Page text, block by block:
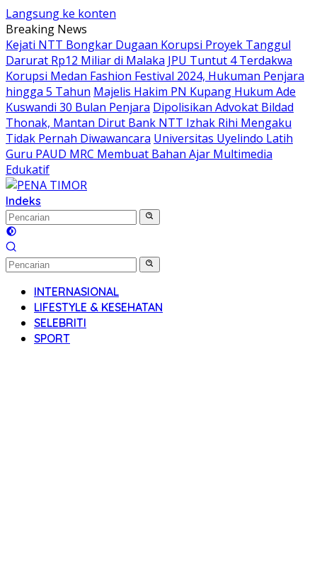
Langsung ke konten
Breaking News
Kejati NTT Bongkar Dugaan Korupsi Proyek Tanggul
Darurat Rp12 Miliar di Malaka JPU Tuntut 4 Terdakwa
Korupsi Medan Fashion Festival 2024, Hukuman Penjara
hingga 5 Tahun Majelis Hakim PN Kupang Hukum Ade
Kuswandi 30 Bulan Penjara Dipolisikan Advokat Bildad
Thonak, Mantan Dirut Bank NTT Izhak Rihi Mengaku
Tidak Pernah Diwawancara Universitas Uyelindo Latih
Guru PAUD MRC Membuat Bahan Ajar Multimedia
Edukatif
Indeks
INTERNASIONAL
LIFESTYLE & KESEHATAN
SELEBRITI
SPORT